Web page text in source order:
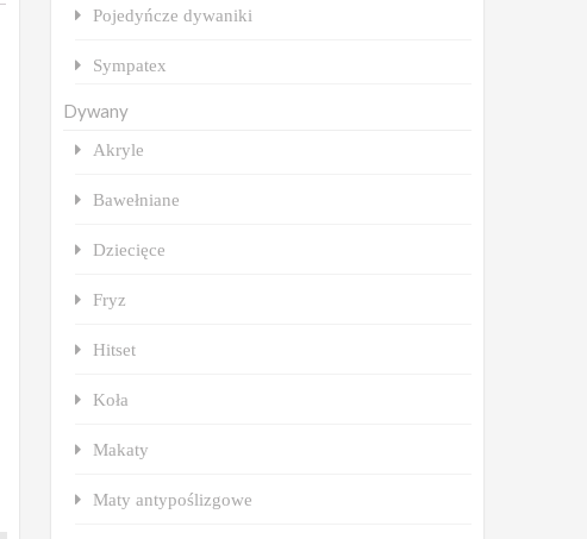
Pojedyńcze dywaniki
Sympatex
Dywany
Akryle
Bawełniane
Dziecięce
Fryz
Hitset
Koła
Makaty
Maty antypoślizgowe